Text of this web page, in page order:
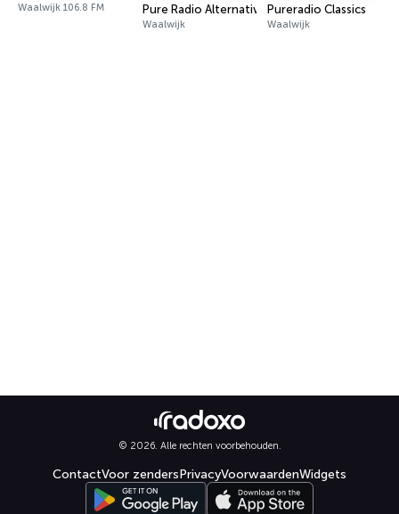
Waalwijk 106.8 FM Pure Radio Alternative
Waalwijk
Pureradio Classics
Waalwijk
© 2026. Alle rechten voorbehouden.
ContactVoor zendersPrivacyVoorwaardenWidgets